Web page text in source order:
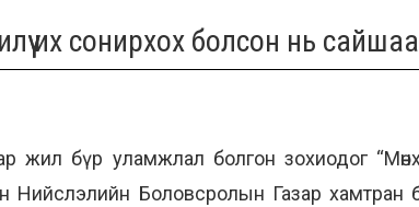
их сонирхох болсон нь
жил бүр уламжлал болгон зохиодог
Нийслэлийн Боловсролын Газар хамтран